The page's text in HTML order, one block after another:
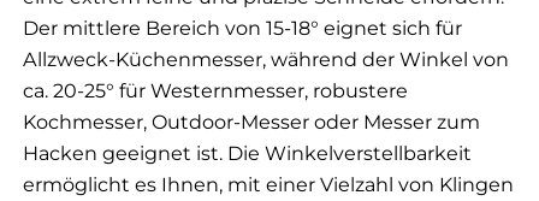
Der mittlere Bereich von 15-18° eignet sich für
Allzweck-Küchenmesser, während der Winkel von
ca. 20-25° für Westernmesser, robustere
Kochmesser, Outdoor-Messer oder Messer zum
Hacken geeignet ist. Die Winkelverstellbarkeit
ermöglicht es Ihnen, mit einer Vielzahl von Klingen